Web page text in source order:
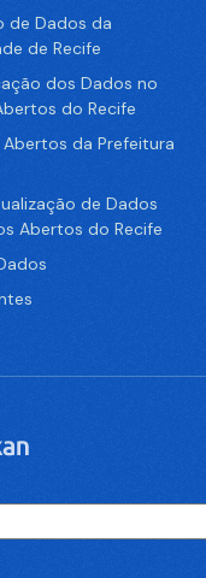
de Dados da
de Recife
dos Dados no
do Recife
da Prefeitura
de Dados
Abertos do Recife